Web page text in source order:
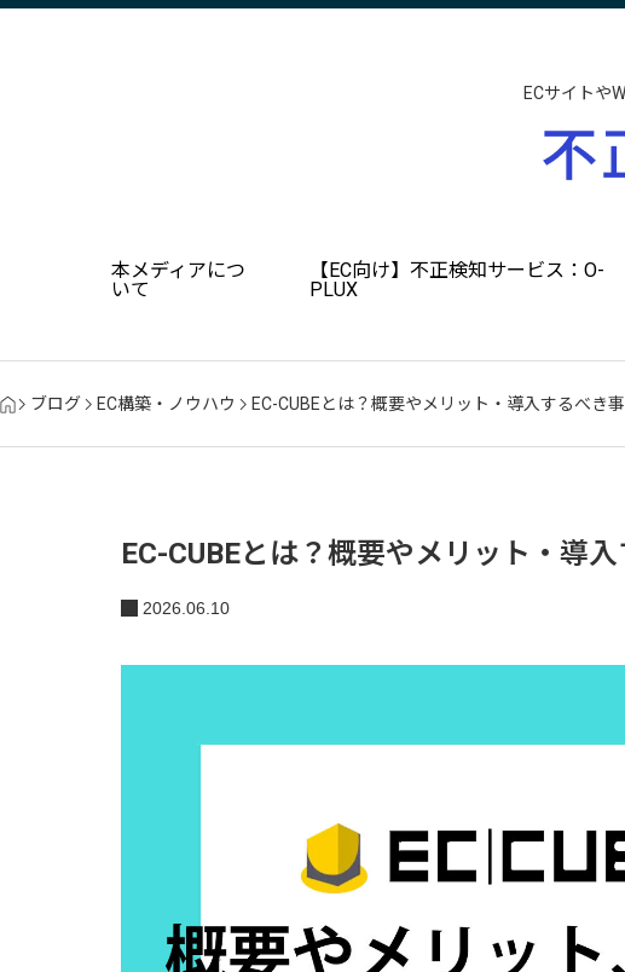
ECサイトや
本メディアにつ
いて
【EC向け】不正検知サービス：O-
PLUX
ブログ EC構築・ノウハウ EC-CUBEとは？概要やメリット・導入するべき
EC-CUBEとは？概要やメリット・導
2026.06.10